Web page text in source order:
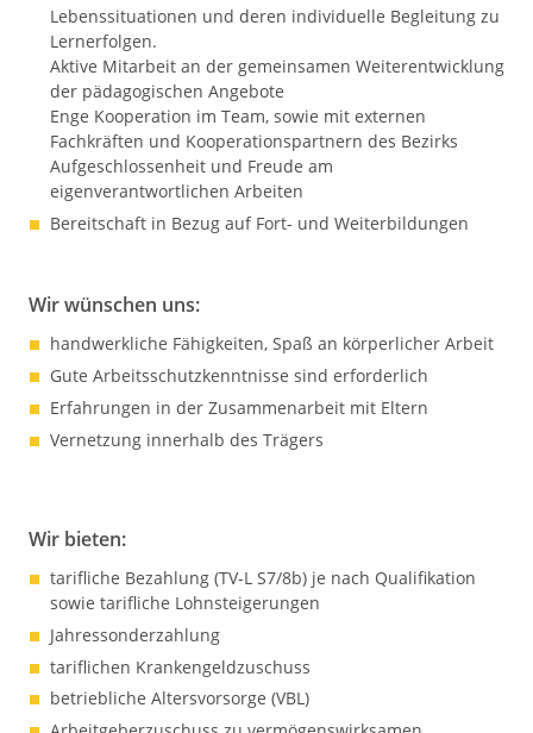
Lebenssituationen und deren individuelle Begleitung zu
Lernerfolgen.
Aktive Mitarbeit an der gemeinsamen Weiterentwicklung
der pädagogischen Angebote
Enge Kooperation im Team, sowie mit externen
Fachkräften und Kooperationspartnern des Bezirks
Aufgeschlossenheit und Freude am
eigenverantwortlichen Arbeiten
Bereitschaft in Bezug auf Fort- und Weiterbildungen
Wir wünschen uns:
handwerkliche Fähigkeiten, Spaß an körperlicher Arbeit
Gute Arbeitsschutzkenntnisse sind erforderlich
Erfahrungen in der Zusammenarbeit mit Eltern
Vernetzung innerhalb des Trägers
Wir bieten:
tarifliche Bezahlung (TV-L S7/8b) je nach Qualifikation
sowie tarifliche Lohnsteigerungen
Jahressonderzahlung
tariflichen Krankengeldzuschuss
betriebliche Altersvorsorge (VBL)